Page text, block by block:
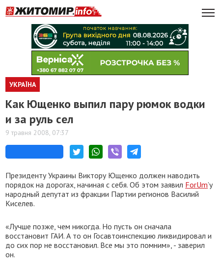
УКРАЇНА
Как Ющенко выпил пару рюмок водки
и за руль сел
9 травня 2008, 07:37
Президенту Украины Виктору Ющенко должен наводить
порядок на дорогах, начиная с себя. Об этом заявил ForUm’у
народный депутат из фракции Партии регионов Василий
Киселев.
«Лучше позже, чем никогда. Но пусть он сначала
восстановит ГАИ. А то он Госавтоинспекцию ликвидировал и
до сих пор не восстановил. Все мы это помним», - заверил
он.